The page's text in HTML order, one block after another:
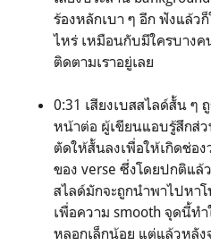
ร้องหลักเบา ๆ อีก ฟังแล้ว
ไหร่ เหมือนกับมีใครบาง
ติดตามเราอยู่เลย
0:31 เสียงเบสสไลด์สั้น ๆ
หน้าต่อ ผู้เขียนแอบรู้สึกส่
ตัดให้สั้นลงเพื่อให้เกิดช่อง
ของ verse ซึ่งโดยปกติแล้
สไลด์มักจะถูกนำพาไปหา
เพื่อความ smooth จุดนี้ท
หลอกเล็กน้อย แต่แล้วหลัง